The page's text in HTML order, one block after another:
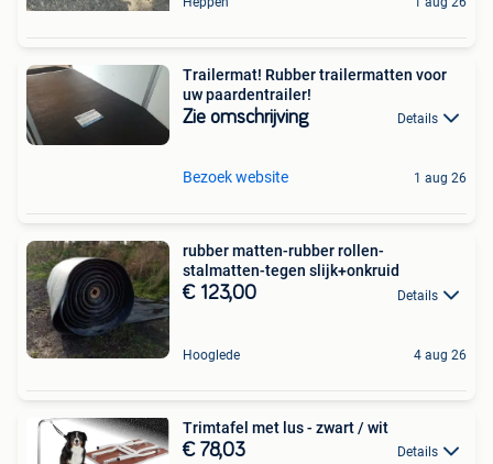
Trailermat! Rubber trailermatten voor
uw paardentrailer!
Zie omschrijving Details
Bezoek website 1 aug 26
rubber matten-rubber rollen-
stalmatten-tegen slijk+onkruid
€ 123,00 Details
Hooglede 4 aug 26
Trimtafel met lus - zwart / wit
€ 78,03 Details